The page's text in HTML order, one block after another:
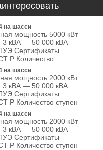
на шасси
мощность 5000 кВт
3 кВА — 50 000 кВА
Сертификаты
Р Количество
на шасси
мощность 2000 кВт
3 кВА — 50 000 кВА
Сертификаты
Р Количество ступен
на шасси
мощность 2000 кВт
3 кВА — 50 000 кВА
Сертификаты
Р Количество ступен